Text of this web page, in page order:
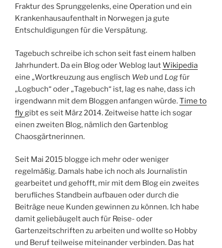
Fraktur des Sprunggelenks, eine Operation und ein
Krankenhausaufenthalt in Norwegen ja gute
Entschuldigungen für die Verspätung.
Tagebuch schreibe ich schon seit fast einem halben
Jahrhundert. Da ein Blog oder Weblog lautWikipedia
eine „Wortkreuzung aus englisch Web und Logfür
„Logbuch“ oder „Tagebuch“ ist, lag es nahe, dass ich
irgendwann mit dem Bloggen anfangen würde.Time to
flygibt es seit März 2014. Zeitweise hatte ich sogar
einen zweiten Blog, nämlich den Gartenblog
Chaosgärtnerinnen.
Seit Mai 2015 blogge ich mehr oder weniger
regelmäßig. Damals habe ich noch als Journalistin
gearbeitet und gehofft, mir mit dem Blog ein zweites
berufliches Standbein aufbauen oder durch die
Beiträge neue Kunden gewinnen zu können. Ich habe
damit geliebäugelt auch für Reise- oder
Gartenzeitschriften zu arbeiten und wollte so Hobby
und Beruf teilweise miteinander verbinden. Das hat